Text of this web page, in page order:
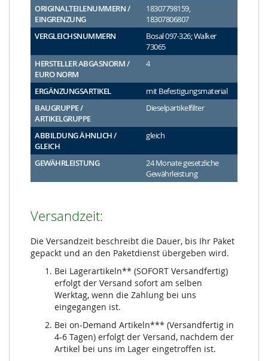
ORIGINALTEILENUMMERN /
EINGRENZUNG
18307798159,
18307806807
VERGLEICHSNUMMERN
Bosal 097-326; Walker
73065
HERSTELLER ABGASNORM /
EURO NORM
4
ERGÄNZUNGSARTIKEL
mit Befestigungsmaterial
BAUGRUPPE /
ARTIKELGRUPPE
Dieselpartikelfilter
ABBILDUNG ÄHNLICH /
GLEICH
gleich
GEWÄHRLEISTUNG
24 Monate gesetzliche
Gewährleistung
Versandzeit:
Die Versandzeit beschreibt die Dauer, bis Ihr Paket
gepackt und an den Paketdienst übergeben wird.
Bei Lagerartikeln** (SOFORT Versandfertig)
erfolgt der Versand sofort am selben
Werktag, wenn die Zahlung bei uns
eingegangen ist.
Bei on-Demand Artikeln*** (Versandfertig in
4-6 Tagen) erfolgt der Versand, nachdem der
Artikel bei uns im Lager eingetroffen ist.